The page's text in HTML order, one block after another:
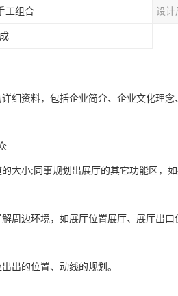
工组合 设计
细资料，包括企业简介、企业文化理
大小;同事规划出展厅的其它功能区，
周边环境，如展厅位置展厅、展厅出
出的位置、动线的规划。